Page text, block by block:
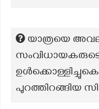
യാത്രയെ
പുറത്തിറങ്ങിയ